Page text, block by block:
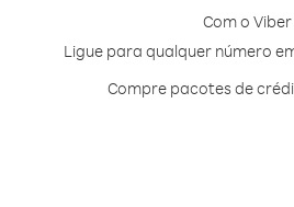
Com o
Ligue para qualquer número
Compre pacotes de